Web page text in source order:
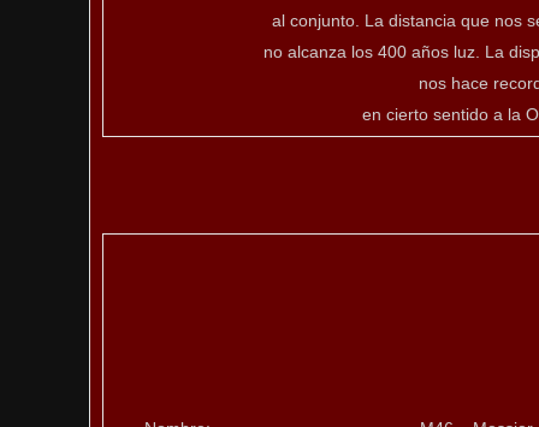
al conjunto. La distancia que nos
no alcanza los 400 años luz. La
nos hace
en cierto sentido a la